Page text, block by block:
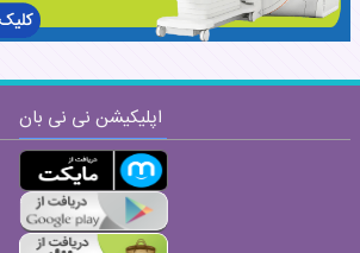
اپلیکیشن نی نی بان